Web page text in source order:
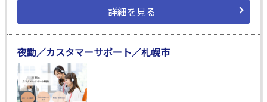
詳細を見る
夜勤／カスタマーサポート／札幌市